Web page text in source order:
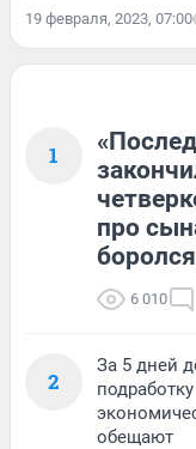
19 февраля, 2023, 07:00
1
про
6 010
2
За 5 дней
обещают